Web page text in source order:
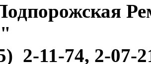
2-11-74, 2-